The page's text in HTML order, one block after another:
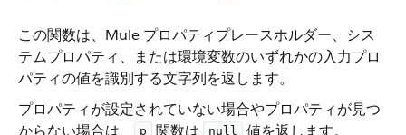
この関数は、Mule プロパティプレースホルダー、シス
テムプロパティ、または環境変数のいずれかの入力プロ
パティの値を識別する文字列を返します。
プロパティが設定されていない場合やプロパティが見つ
からない場合は、​
p ​ 関数は ​ null
​ 値を返します。